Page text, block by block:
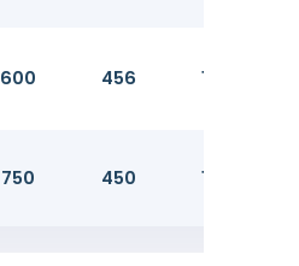
600 456 16.2
750 450 14.5